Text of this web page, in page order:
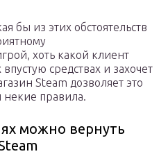
бы из этих обстоятельств
хоть какой клиент
средствах и захочет
Steam дозволяет это
некие правила.
можно вернуть